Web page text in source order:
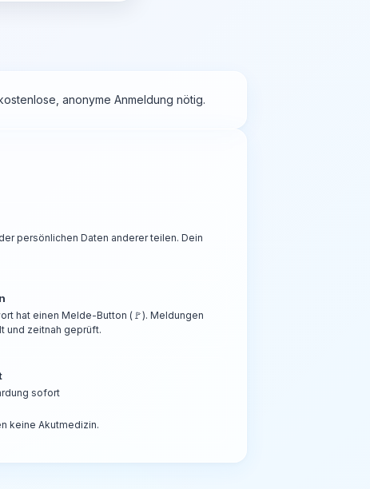
anonyme Anmeldung nötig.
persönlichen Daten anderer teilen. Dein
hat einen Melde-Button (🚩). Meldungen
und zeitnah geprüft.
sofort
keine Akutmedizin.